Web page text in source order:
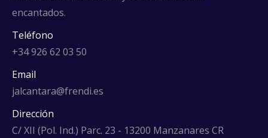
encantados.
Teléfono
+34 926 62 03 50
Email
jalcantara@frendi.es
Dirección
C/ XII (Pol. Ind.) Parc. 23 - 13200 Manzanares CR